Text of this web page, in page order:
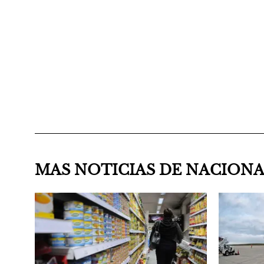
MAS NOTICIAS DE